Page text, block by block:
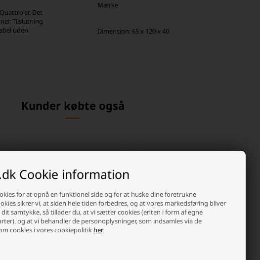
Cookie information
for at opnå en funktionel side og for at huske dine foretrukne
sikrer vi, at siden hele tiden forbedres, og at vores markedsføring bliver
samtykke, så tillader du, at vi sætter cookies (enten i form af egne
og at vi behandler de personoplysninger, som indsamles via de
cookies i vores cookiepolitik her.
Det
Tilslutning
uden
Mærke
Dimension: 65 x 120 x 40
Kunder købte også